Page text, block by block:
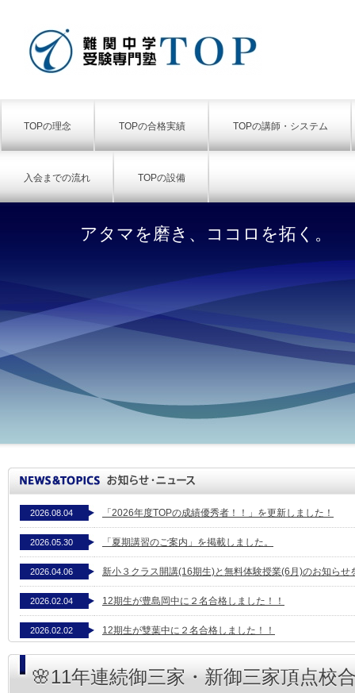
TOPの理念 TOPの合格実績 TOPの講師・システム
入会までの流れ TOPの設備
アタマを磨き、ココロを拓く。
2026.08.04 「2026年度TOPの成績優秀者！！」を更新しました！
2026.05.30 「夏期講習のご案内」を掲載しました。
2026.04.06 新小３クラス開講(16期生)と無料体験授業(6月)のお知らせ
2026.02.04 12期生が豊島岡中に２名合格しました！！
2026.02.02 12期生が雙葉中に２名合格しました！！
11期生が雙葉中に合格しました！！
🌸11年連続御三家・新御三家頂点校